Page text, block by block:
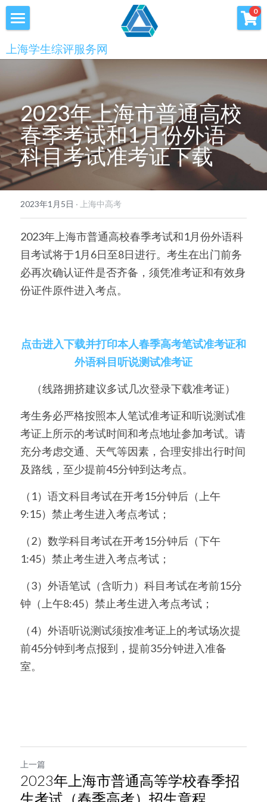
上海学生综评服务网
0
高中综评
上海中高考
服务中心
科创书店
心理咨询
美国高中NRCA
美国高中DC
日本高中留学
法语学习
会员服务
新闻消息
联系我们
2023年上海市普通高校
春季考试和1月份外语
科目考试准考证下载
2023年1月5日 · 上海中高考
2023年上海市普通高校春季考试和1月份外语科
目考试将于1月6日至8日进行。考生在出门前务
必再次确认证件是否齐备，须凭准考证和有效身
份证件原件进入考点。
点击进入下载并打印本人春季高考笔试准考证和
外语科目听说测试准考证
（线路拥挤建议多试几次登录下载准考证）
考生务必严格按照本人笔试准考证和听说测试准
考证上所示的考试时间和考点地址参加考试。请
充分考虑交通、天气等因素，合理安排出行时间
及路线，至少提前45分钟到达考点。
（1）语文科目考试在开考15分钟后（上午
9:15）禁止考生进入考点考试；
（2）数学科目考试在开考15分钟后（下午
1:45）禁止考生进入考点考试；
（3）外语笔试（含听力）科目考试在考前15分
钟（上午8:45）禁止考生进入考点考试；
（4）外语听说测试须按准考证上的考试场次提
前45分钟到考点报到，提前35分钟进入准备
室。
上一篇
2023年上海市普通高等学校春季招
生考试（春季高考）招生章程
×
商品分类
优沃家教
青少年科创书店